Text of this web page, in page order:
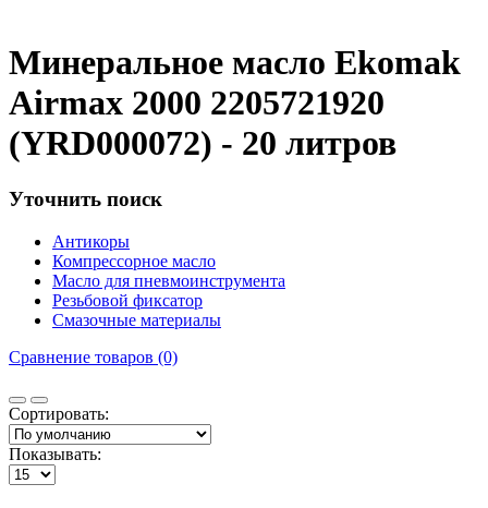
Минеральное масло Ekomak
Airmax 2000 2205721920
(YRD000072) - 20 литров
Уточнить поиск
Антикоры
Компрессорное масло
Масло для пневмоинструмента
Резьбовой фиксатор
Смазочные материалы
Сравнение товаров (0)
Сортировать:
Показывать: